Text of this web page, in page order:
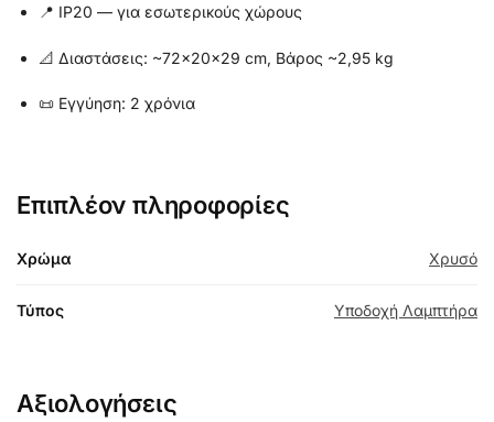
📍 IP20 — για εσωτερικούς χώρους
📐 Διαστάσεις: ~72×20×29 cm, Βάρος ~2,95 kg
📜 Εγγύηση: 2 χρόνια
Επιπλέον πληροφορίες
Χρώμα Χρυσό
Τύπος Υποδοχή Λαμπτήρα
Αξιολογήσεις